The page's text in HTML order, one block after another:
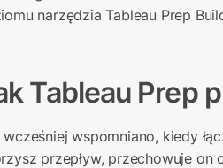
narzędzia Tableau Prep
Tableau Prep
wspomniano, kiedy
przepływ, przechowuje on